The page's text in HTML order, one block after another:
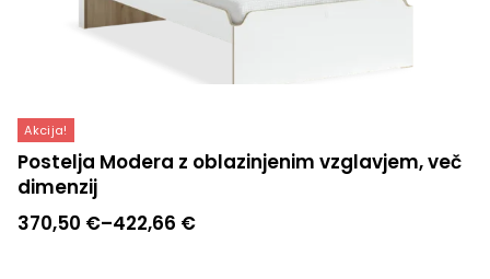
Akcija!
Postelja Modera z oblazinjenim vzglavjem, več
dimenzij
370,50 €–422,66 €
Cenovni